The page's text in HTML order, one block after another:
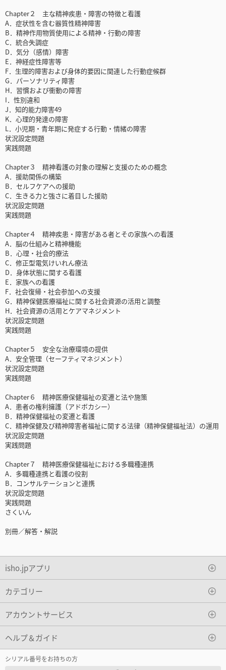
Chapter２ 主な精神疾患・障害の特徴と看護
A．症状性を含む器質性精神障害
B．精神作用物質使用による精神・行動の障害
C．統合失調症
D．気分（感情）障害
E．神経症性障害等
F．生理的障害および身体的要因に関連した行動症候群
G．パーソナリティ障害
H．習慣および衝動の障害
I．性別違和
J．知的能力障害49
K．心理的発達の障害
L．小児期・青年期に発症する行動・情緒の障害
状況設定問題
実践問題
Chapter３ 精神看護の対象の理解と支援のための概念
A．援助関係の構築
B．セルフケアへの援助
C．生きる力と強さに着目した援助
状況設定問題
実践問題
Chapter４ 精神疾患・障害がある者とその家族への看護
A．脳の仕組みと精神機能
B．心理・社会的療法
C．修正型電気けいれん療法
D．身体状態に関する看護
E．家族への看護
F．社会復帰・社会参加への支援
G．精神保健医療福祉に関する社会資源の活用と調整
H．社会資源の活用とケアマネジメント
状況設定問題
実践問題
Chapter５ 安全な治療環境の提供
A．安全管理（セーフティマネジメント）
状況設定問題
実践問題
Chapter６ 精神医療保健福祉の変遷と法や施策
A．患者の権利擁護（アドボカシー）
B．精神保健福祉の変遷と看護
C．精神保健及び精神障害者福祉に関する法律（精神保健福祉法）の運用
状況設定問題
実践問題
Chapter７ 精神医療保健福祉における多職種連携
A．多職種連携と看護の役割
B．コンサルテーションと連携
状況設定問題
実践問題
さくいん
別冊／解答・解説
isho.jpアプリ
カテゴリー
アカウントサービス
ヘルプ＆ガイド
シリアル番号をお持ちの方